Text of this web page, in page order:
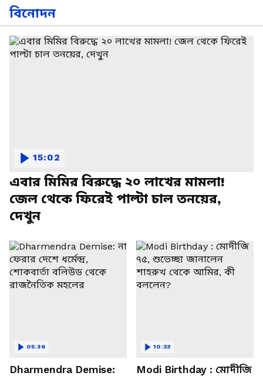
বিনোদন
এবার মিমির বিরুদ্ধে ২০ লাখের মামলা!
জেল থেকে ফিরেই পাল্টা চাল তনয়ের,
দেখুন
15:02
Dharmendra Demise:
05:36
Modi Birthday : মোদীজি
10:33